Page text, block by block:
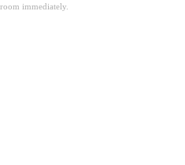
room immediately.